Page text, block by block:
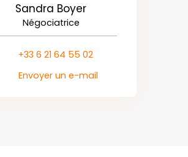
Sandra Boyer
Négociatrice
+33 6 21 64 55 02
Envoyer un e-mail